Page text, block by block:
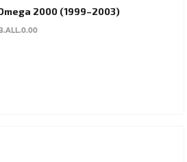
2000 (1999–2003)